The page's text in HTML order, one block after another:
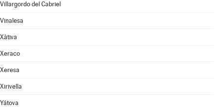
Villargordo del Cabriel
Vinalesa
Xàtiva
Xeraco
Xeresa
Xirivella
Yátova